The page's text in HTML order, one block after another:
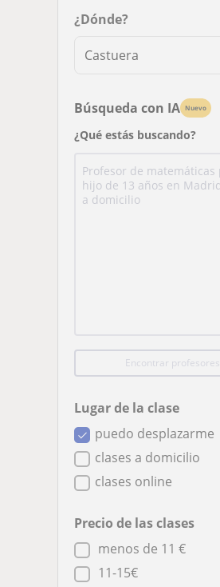
¿Dónde?
Búsqueda con IA Nuevo
¿Qué estás buscando?
Encontrar profesores
Lugar de la clase
puedo desplazarme
clases a domicilio
clases online
Precio de las clases
menos de 11 €
11-15€